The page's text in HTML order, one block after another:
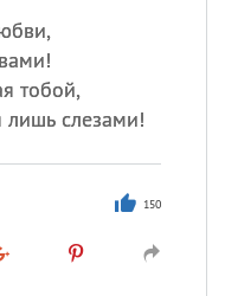
тобой,
лишь слезами!
150